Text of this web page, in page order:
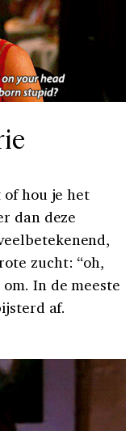
hou je het
dan deze
zucht: “oh,
In de meeste
af.